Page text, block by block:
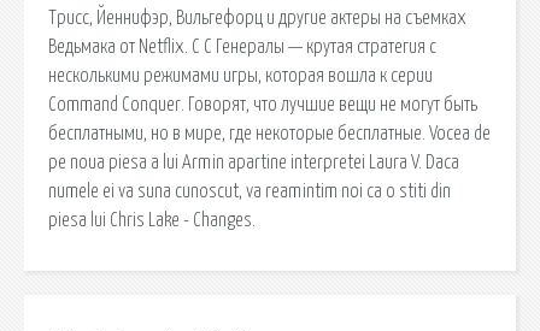
Трисс, Йеннифэр, Вильгефорц и другие актеры на съемках
Ведьмака от Netflix. C C Генералы — крутая стратегия с
несколькими режимами игры, которая вошла к серии
Command Conquer. Говорят, что лучшие вещи не могут быть
бесплатными, но в мире, где некоторые бесплатные. Vocea de
pe noua piesa a lui Armin apartine interpretei Laura V. Daca
numele ei va suna cunoscut, va reamintim noi ca o stiti din
piesa lui Chris Lake - Changes.